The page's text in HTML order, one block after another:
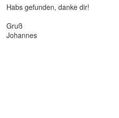
Habs gefunden, danke dir!
Gruß
Johannes